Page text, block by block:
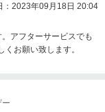
：2023年09月18日 20:04
アフターサービスでも
お願い致します。
ー